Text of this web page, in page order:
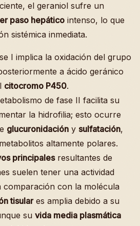
el geraniol sufre un
paso hepático intenso, lo que
sistémica inmediata.
I implica la oxidación del grupo
a ácido geránico
citocromo P450.
de fase II facilita su
la hidrofilia; esto ocurre
glucuronidación y sulfatación,
altamente polares.
principalesresultantes de
suelen tener una actividad
comparación con la molécula
tisulares amplia debido a su
su vida media plasmática